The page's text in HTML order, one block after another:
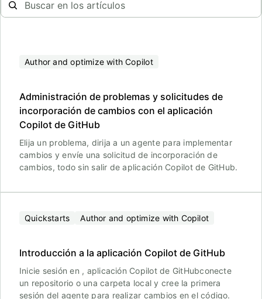
Author and optimize with Copilot
Administración de problemas y solicitudes de
incorporación de cambios con el aplicación
Copilot de GitHub
Elija un problema, dirija a un agente para implementar
cambios y envíe una solicitud de incorporación de
cambios, todo sin salir de aplicación Copilot de GitHub.
Quickstarts Author and optimize with Copilot
Introducción a la aplicación Copilot de GitHub
Inicie sesión en , aplicación Copilot de GitHubconecte
un repositorio o una carpeta local y cree la primera
sesión del agente para realizar cambios en el código.